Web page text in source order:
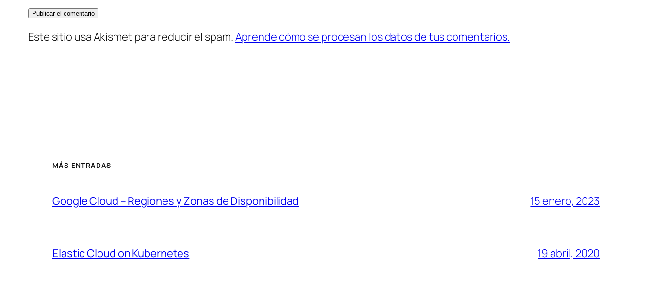
Este sitio usa Akismet para reducir el spam.Aprende cómo se procesan los datos de tus comentarios.
MÁS ENTRADAS
Google Cloud – Regiones y Zonas de Disponibilidad 15 enero, 2023
Elastic Cloud on Kubernetes 19 abril, 2020